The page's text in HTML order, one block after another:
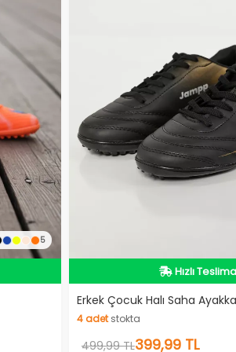
5
İndirimli
Hızlı
Erkek Çocuk Halı Saha
4adetstokta
adetstokta
499,99 TL399,99 TL